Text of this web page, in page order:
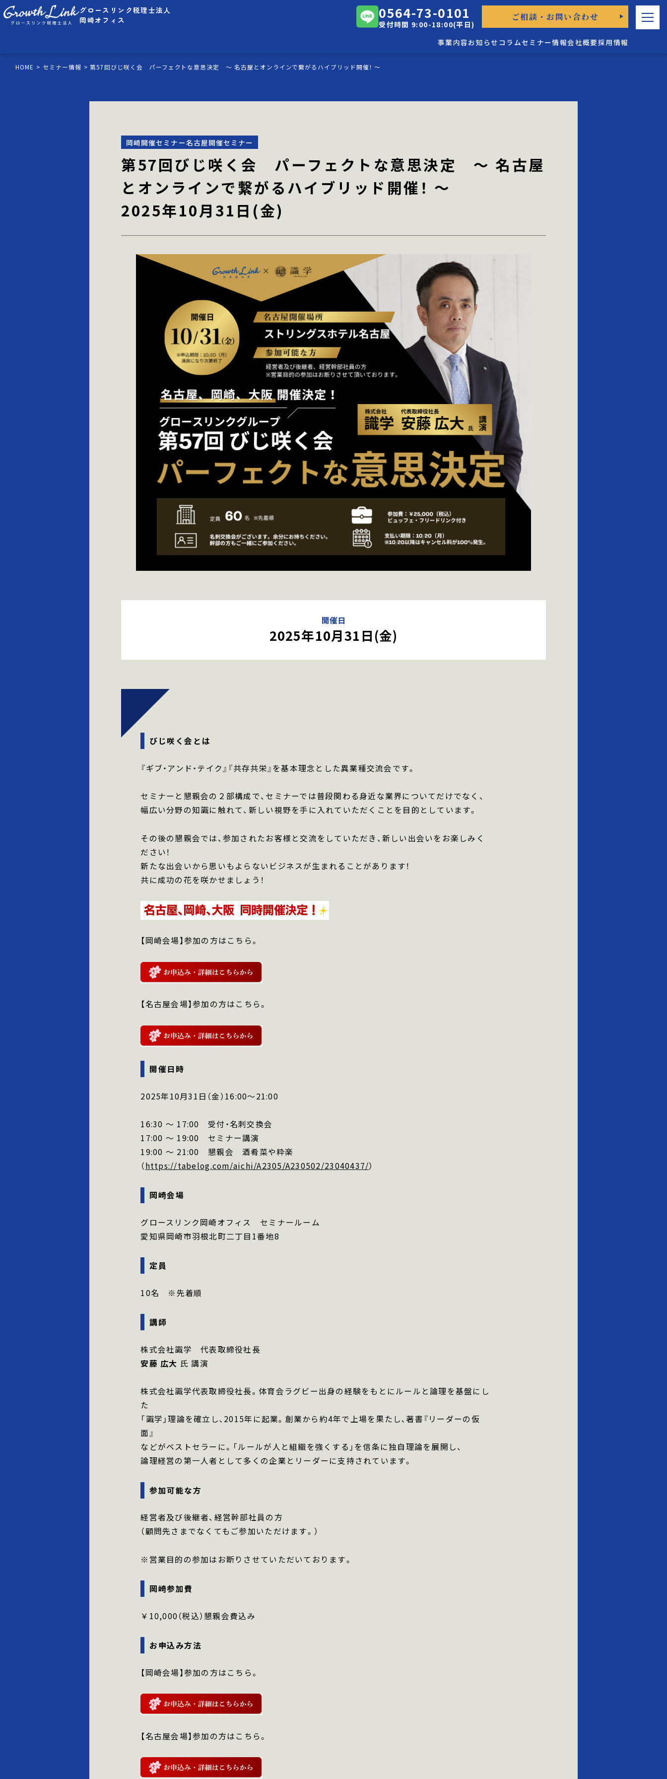
グロースリンク税理士法人
岡崎オフィス
0564-73-0101
受付時間 9:00-18:00(平日)
ご相談・お問い合わせ
事業内容
トータルサポート
後継者支援
社会保険労務士法人
お知らせ コラムセミナー情報会社概要採用情報
事業内容
後継者支援
社会保険労務士法人
お知らせ コラム セミナー情報
HOME セミナー情報 第57回びじ咲く会 パーフェクトな意思決定 ～ 名古屋とオンラインで繋がるハイブリッド開催！ ～
岡崎開催セミナー名古屋開催セミナー
第57回びじ咲く会 パーフェクトな意思決定 ～ 名古屋
とオンラインで繋がるハイブリッド開催！ ～
2025年10月31日(金)
開催日
2025年10月31日(金)
びじ咲く会とは
『ギブ・アンド・テイク』『共存共栄』を基本理念とした異業種交流会です。
セミナーと懇親会の２部構成で、セミナーでは普段関わる身近な業界についてだけでなく、
幅広い分野の知識に触れて、新しい視野を手に入れていただくことを目的としています。
その後の懇親会では、参加されたお客様と交流をしていただき、新しい出会いをお楽しみく
ださい！
新たな出会いから思いもよらないビジネスが生まれることがあります！
共に成功の花を咲かせましょう！
【岡崎会場】参加の方はこちら。
【名古屋会場】参加の方はこちら。
開催日時
2025年10月31日（金）16:00～21:00
16:30 ～ 17:00 受付・名刺交換会
17:00 ～ 19:00 セミナー講演
19:00 ～ 21:00 懇親会 酒肴菜や粋楽
（https://tabelog.com/aichi/A2305/A230502/23040437/）
岡崎会場
グロースリンク岡崎オフィス セミナールーム
愛知県岡崎市羽根北町二丁目1番地8
定員
10名 ※先着順
講師
株式会社識学 代表取締役社長
安藤 広大 氏 講演
株式会社識学代表取締役社長。体育会ラグビー出身の経験をもとにルールと論理を基盤にし
た
「識学」理論を確立し､2015年に起業。創業から約4年で上場を果たし､著書『リーダーの仮
面』
などがベストセラーに。「ルールが人と組織を強くする」を信条に独自理論を展開し、
論理経営の第一人者として多くの企業とリーダーに支持されています。
参加可能な方
経営者及び後継者、経営幹部社員の方
（顧問先さまでなくてもご参加いただけます。）
※営業目的の参加はお断りさせていただいております。
岡崎参加費
￥10,000（税込）懇親会費込み
お申込み方法
【岡崎会場】参加の方はこちら。
【名古屋会場】参加の方はこちら。